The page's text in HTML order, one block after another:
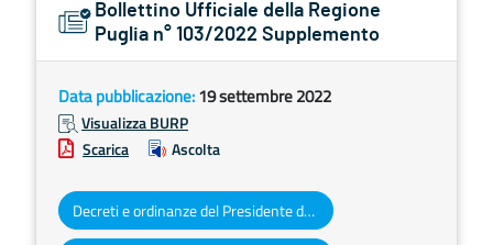
Bollettino Ufficiale della Regione
Puglia n° 103/2022 Supplemento
Data pubblicazione:19 settembre 2022
Visualizza BURP
Scarica
Ascolta
Decreti e ordinanze del Presidente della Giunta regionale